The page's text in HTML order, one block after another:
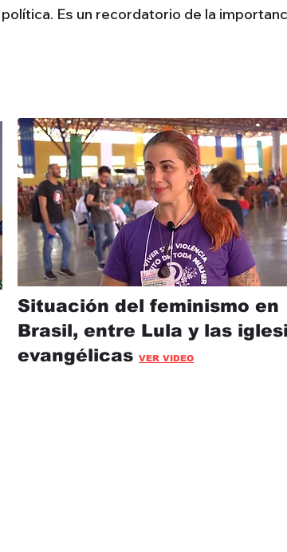
Es un recordatorio de la
Situación del feminismo en
Brasil, entre Lula y las
evangélicas VER VIDEO